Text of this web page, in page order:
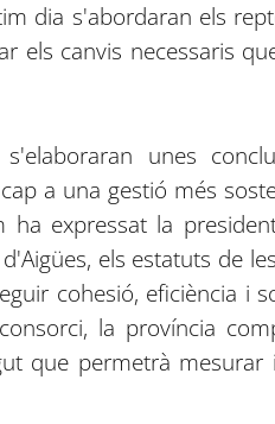
dia s'abordaran els
els canvis necessaris
unes
a una gestió més
expressat la
els estatuts de
cohesió, eficiència i
la província
que permetrà mesurar